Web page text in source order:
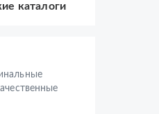
каталоги